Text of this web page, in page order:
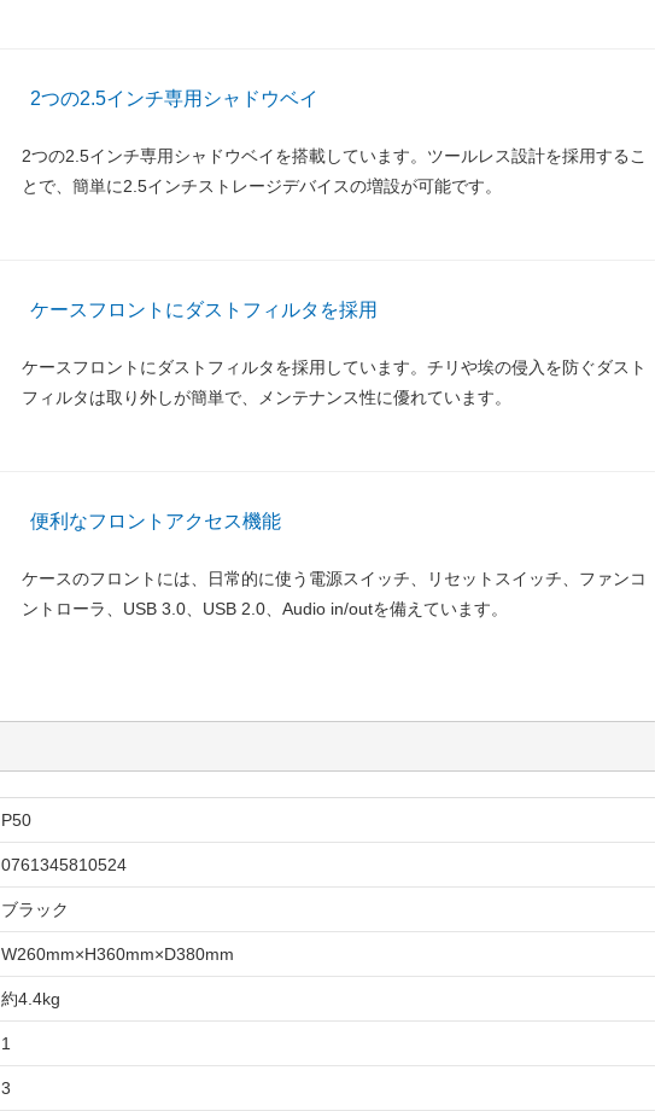
2つの2.5インチ専用シャドウベイ
2つの2.5インチ専用シャドウベイを搭載しています。ツールレス設計を採用するこ
とで、簡単に2.5インチストレージデバイスの増設が可能です。
ケースフロントにダストフィルタを採用
ケースフロントにダストフィルタを採用しています。チリや埃の侵入を防ぐダスト
フィルタは取り外しが簡単で、メンテナンス性に優れています。
便利なフロントアクセス機能
ケースのフロントには、日常的に使う電源スイッチ、リセットスイッチ、ファンコ
ントローラ、USB 3.0、USB 2.0、Audio in/outを備えています。
P50
0761345810524
ブラック
W260mm×H360mm×D380mm
約4.4kg
1
3